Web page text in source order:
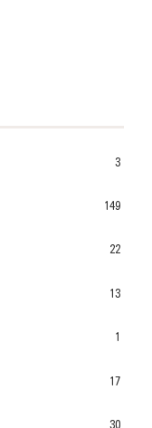
3
149
22
13
1
17
30